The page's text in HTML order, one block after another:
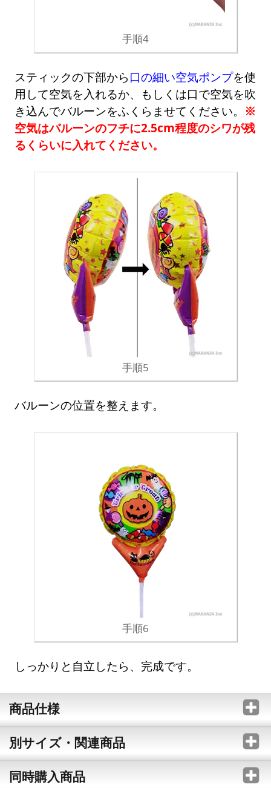
手順4
スティックの下部から 口の細い空気ポンプを使
用して空気を入れるか、もしくは口で空気を吹
き込んでバルーンをふくらませてください。 ※
空気はバルーンのフチに2.5cm程度のシワが残
るくらいに入れてください。
手順5
バルーンの位置を整えます。
手順6
しっかりと自立したら、完成です。
商品仕様
別サイズ・関連商品
同時購入商品